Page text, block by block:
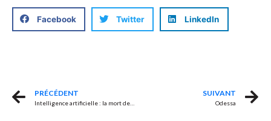
Facebook Twitter LinkedIn
PRÉCÉDENT SUIVANT
Odessa